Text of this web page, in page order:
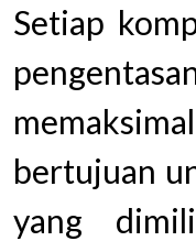
Setiap
bertujuan
yang